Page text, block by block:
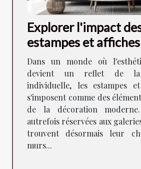
Explorer l'impact
estampes et
la décoration
Dans un monde où
devient un reflet de la
individuelle, les estampes
s'imposent comme des
de la décoration
autrefois réservées aux
trouvent désormais leur
murs...